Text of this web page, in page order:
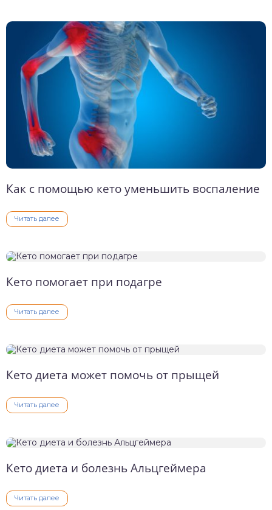
Как с помощью кето уменьшить воспаление
Читать далее
Кето помогает при подагре
Читать далее
Кето диета может помочь от прыщей
Читать далее
Кето диета и болезнь Альцгеймера
Читать далее